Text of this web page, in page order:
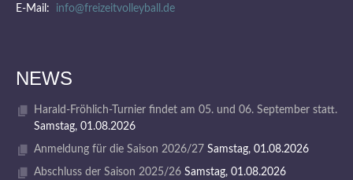
E-Mail: info@freizeitvolleyball.de
NEWS
Harald-Fröhlich-Turnier findet am 05. und 06. September statt.
Samstag, 01.08.2026
Anmeldung für die Saison 2026/27 Samstag, 01.08.2026
Abschluss der Saison 2025/26 Samstag, 01.08.2026